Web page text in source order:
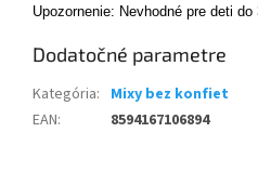
Upozornenie: Nevhodné pre deti do
Dodatočné parametre
Kategória: Mixy bez konfiet
EAN: 8594167106894